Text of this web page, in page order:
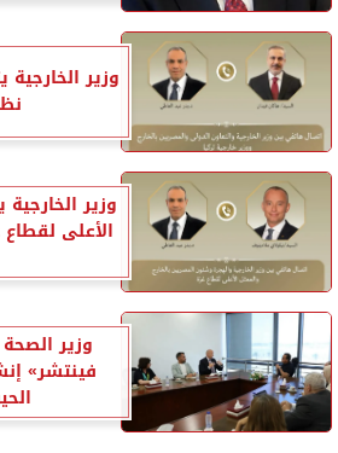
وزير
وزير
الأعلى
وزير
فينتشر»